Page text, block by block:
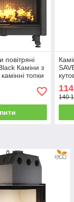
повітряні
Каміни з
топки
16,5
140